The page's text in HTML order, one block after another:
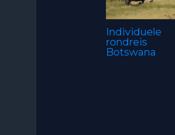
Individuele
rondreis
Botswana